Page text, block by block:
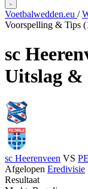
Voetbalwedden.eu /
Voorspelling & Tips
sc
Uitslag &
sc Heerenveen VS
Afgelopen Eredivisie
Resultaat